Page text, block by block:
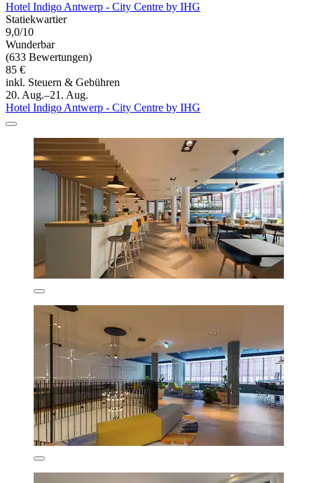
Hotel Indigo Antwerp - City Centre by IHG
Statiekwartier
9,0/10
Wunderbar
(633 Bewertungen)
85 €
inkl. Steuern & Gebühren
20. Aug.–21. Aug.
Hotel Indigo Antwerp - City Centre by IHG